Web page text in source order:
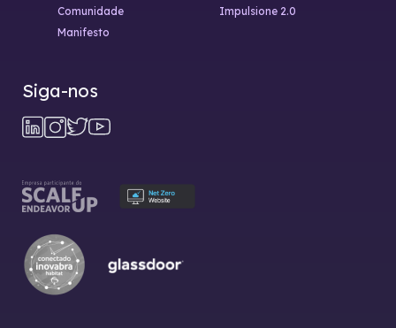
Comunidade
Impulsione 2.0
Manifesto
Siga-nos